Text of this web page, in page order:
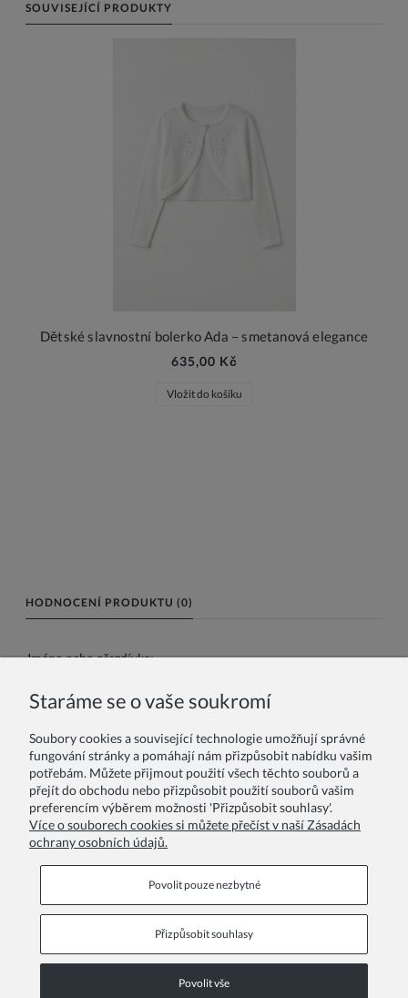
SOUVISEJÍCÍ PRODUKTY
Dětské slavnostní bolerko Ada – smetanová elegance
635,00 Kč
Vložit do košíku
HODNOCENÍ PRODUKTU (0)
Jméno nebo přezdívka:
Informační stránky
Staráme se o vaše soukromí
Soubory cookies a související technologie umožňují správné
fungování stránky a pomáhají nám přizpůsobit nabídku vašim
potřebám. Můžete přijmout použití všech těchto souborů a
přejít do obchodu nebo přizpůsobit použití souborů vašim
preferencím výběrem možnosti 'Přizpůsobit souhlasy'.
Více o souborech cookies si můžete přečíst v naší Zásadách
ochrany osobních údajů.
Povolit pouze nezbytné
Přizpůsobit souhlasy
Povolit vše